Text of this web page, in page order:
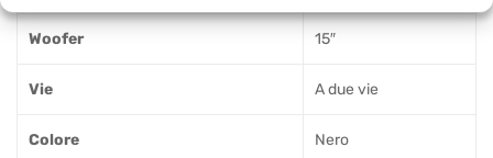
Woofer 15″
Vie A due vie
Colore Nero